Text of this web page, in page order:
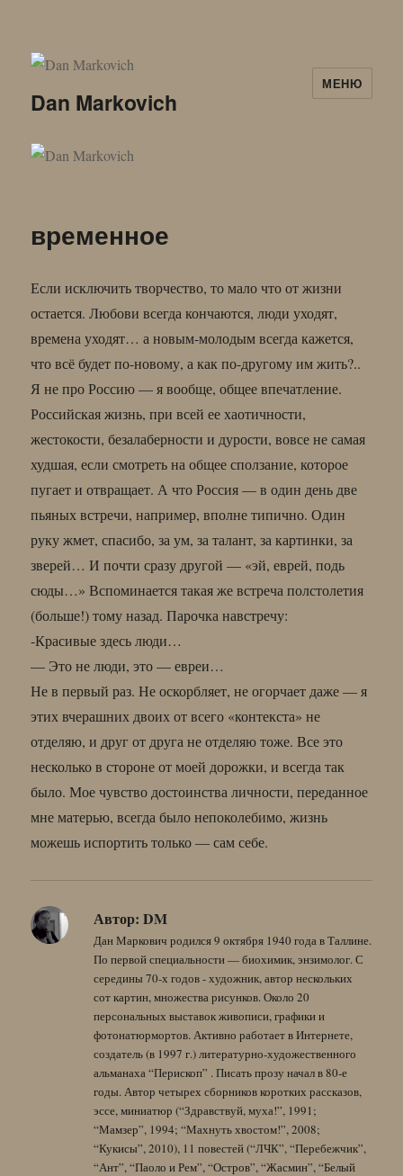
Dan Markovich
МЕНЮ
временное
Если исключить творчество, то мало что от жизни
остается. Любови всегда кончаются, люди уходят,
времена уходят… а новым-молодым всегда кажется,
что всё будет по-новому, а как по-другому им жить?..
Я не про Россию — я вообще, общее впечатление.
Российская жизнь, при всей ее хаотичности,
жестокости, безалаберности и дурости, вовсе не самая
худшая, если смотреть на общее сползание, которое
пугает и отвращает. А что Россия — в один день две
пьяных встречи, например, вполне типично. Один
руку жмет, спасибо, за ум, за талант, за картинки, за
зверей… И почти сразу другой — «эй, еврей, подь
сюды…» Вспоминается такая же встреча полстолетия
(больше!) тому назад. Парочка навстречу:
-Красивые здесь люди…
— Это не люди, это — евреи…
Не в первый раз. Не оскорбляет, не огорчает даже — я
этих вчерашних двоих от всего «контекста» не
отделяю, и друг от друга не отделяю тоже. Все это
несколько в стороне от моей дорожки, и всегда так
было. Мое чувство достоинства личности, переданное
мне матерью, всегда было непоколебимо, жизнь
можешь испортить только — сам себе.
Автор: DM
Дан Маркович родился 9 октября 1940 года в Таллине.
По первой специальности — биохимик, энзимолог. С
середины 70-х годов - художник, автор нескольких
сот картин, множества рисунков. Около 20
персональных выставок живописи, графики и
фотонатюрмортов. Активно работает в Интернете,
создатель (в 1997 г.) литературно-художественного
альманаха “Перископ” . Писать прозу начал в 80-е
годы. Автор четырех сборников коротких рассказов,
эссе, миниатюр (“Здравствуй, муха!”, 1991;
“Мамзер”, 1994; “Махнуть хвостом!”, 2008;
“Кукисы”, 2010), 11 повестей (“ЛЧК”, “Перебежчик”,
“Ант”, “Паоло и Рем”, “Остров”, “Жасмин”, “Белый